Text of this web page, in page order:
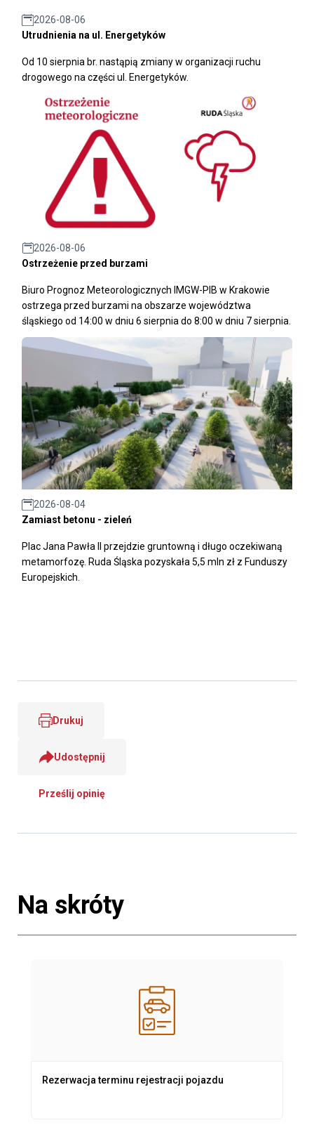
2026-08-06
Utrudnienia na ul. Energetyków
Od 10 sierpnia br. nastąpią zmiany w organizacji ruchu
drogowego na części ul. Energetyków.
2026-08-06
Ostrzeżenie przed burzami
Biuro Prognoz Meteorologicznych IMGW-PIB w Krakowie
ostrzega przed burzami na obszarze województwa
śląskiego od 14:00 w dniu 6 sierpnia do 8:00 w dniu 7 sierpnia.
2026-08-04
Zamiast betonu - zieleń
Plac Jana Pawła II przejdzie gruntowną i długo oczekiwaną
metamorfozę. Ruda Śląska pozyskała 5,5 mln zł z Funduszy
Europejskich.
Drukuj
Udostępnij
Prześlij opinię
Na skróty
Rezerwacja terminu rejestracji pojazdu